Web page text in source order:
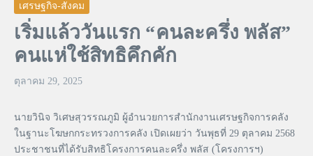
เศรษฐกิจ-สังคม
เริ่มแล้ววันแรก “คนละครึ่ง พลัส”
คนแห่ใช้สิทธิคึกคัก
ตุลาคม 29, 2025
นายวินิจ วิเศษสุวรรณภูมิ ผู้อำนวยการสำนักงานเศรษฐกิจการคลัง
ในฐานะโฆษกกระทรวงการคลัง เปิดเผยว่า วันพุธที่ 29 ตุลาคม 2568
ประชาชนที่ได้รับสิทธิโครงการคนละครึ่ง พลัส (โครงการฯ)